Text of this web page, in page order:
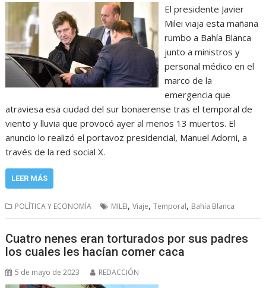
El presidente Javier
Milei viaja esta mañana
rumbo a Bahía Blanca
junto a ministros y
personal médico en el
marco de la
emergencia que
atraviesa esa ciudad del sur bonaerense tras el temporal de
viento y lluvia que provocó ayer al menos 13 muertos. El
anuncio lo realizó el portavoz presidencial, Manuel Adorni, a
través de la red social X.
LEER MÁS
POLÍTICA Y ECONOMÍA MILEI,Viaje,Temporal, Bahía Blanca
Cuatro nenes eran torturados por sus padres
los cuales les hacían comer caca
5 de mayo de 2023 REDACCIÓN